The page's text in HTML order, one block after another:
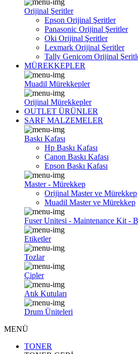
Orijinal Şeritler
Epson Orijinal Şeritler
Panasonic Orijinal Şeritler
Oki Orijinal Şeritler
Lexmark Orijinal Şeritler
Tally Genicom Orijinal
MÜREKKEPLER
Muadil Mürekkepler
Orijinal Mürekkepler
OUTLET ÜRÜNLER
SARF MALZEMELER
Baskı Kafası
Hp Baskı Kafası
Canon Baskı Kafası
Epson Baskı Kafası
Master - Mürekkep
Orijinal Master ve Mürekkep
Muadil Master ve Mürekkep
Fuser Unitesi - Maintenance Kit -
Etiketler
Tozlar
Çipler
Atık Kutuları
Drum Üniteleri
MENÜ
TONER